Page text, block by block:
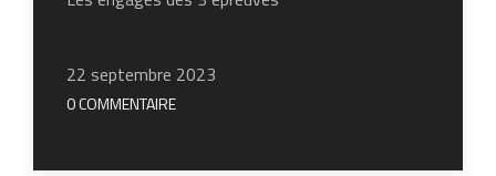
22 septembre 2023
0 COMMENTAIRE